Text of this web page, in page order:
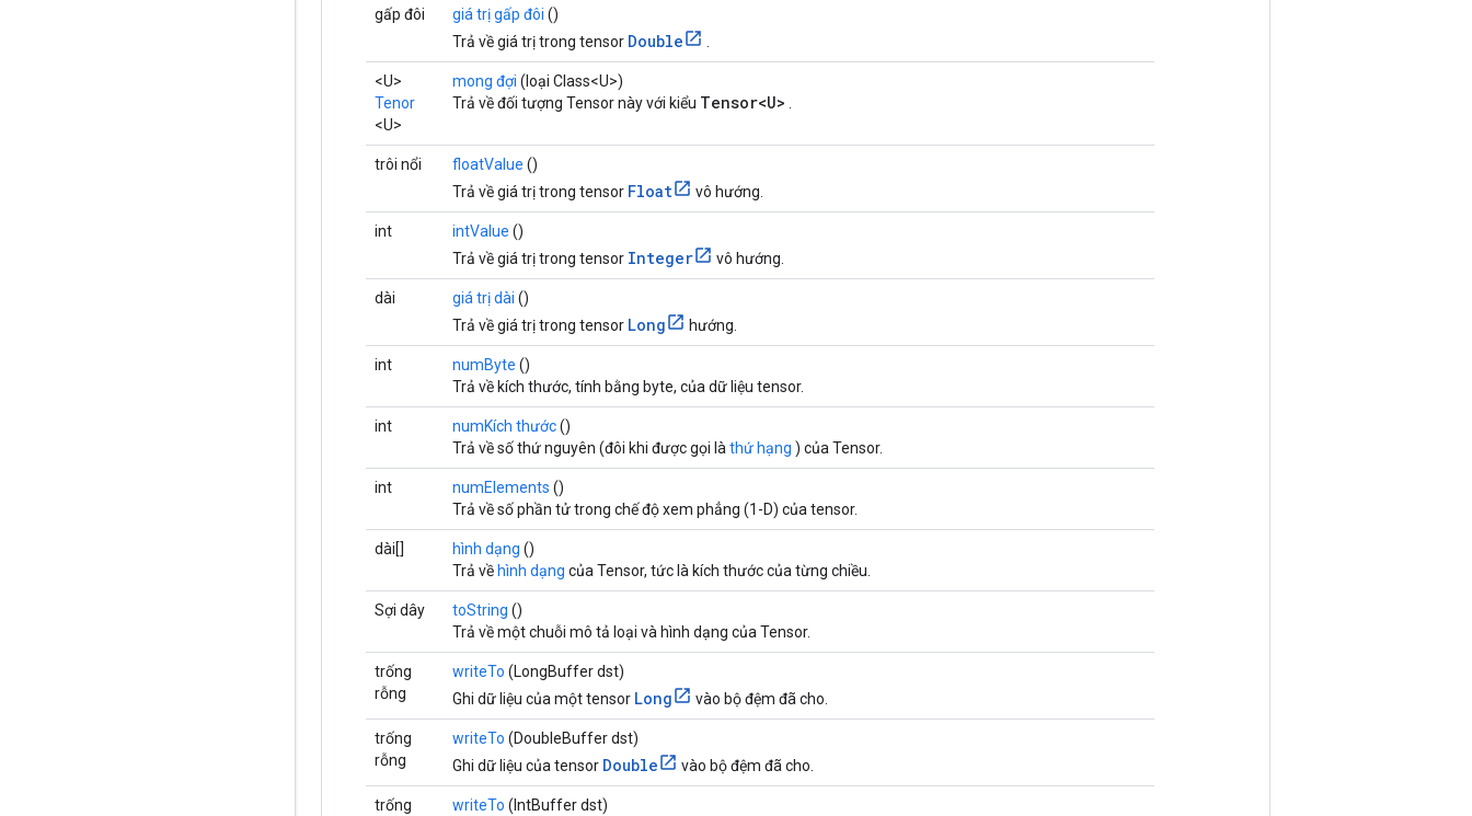
gấp đôi giá trị gấp đôi ()
Trả về giá trị trong tensor Double
<U>
Tenor
<U>
mong đợi (loại Class<U>)
Trả về đối tượng Tensor này với kiểu Tensor<U>
trôi nổi floatValue ()
Trả về giá trị trong tensor Float vô hướng.
int intValue ()
Trả về giá trị trong tensor Integer vô hướng.
dài giá trị dài ()
Trả về giá trị trong tensor Long hướng.
int numByte ()
Trả về kích thước, tính bằng byte, của dữ liệu tensor.
int numKích thước()
Trả về số thứ nguyên (đôi khi được gọi là thứ hạng ) của Tensor.
int numElements ()
Trả về số phần tử trong chế độ xem phẳng (1-D) của tensor.
dài[] hình dạng ()
Trả về hình dạng của Tensor, tức là kích thước của từng chiều.
Sợi dây toString ()
Trả về một chuỗi mô tả loại và hình dạng của Tensor.
trống
rỗng
writeTo (LongBuffer dst)
Ghi dữ liệu của một tensor Long vào bộ đệm đã cho.
trống
rỗng
writeTo (DoubleBuffer dst)
Ghi dữ liệu của tensor Double vào bộ đệm đã cho.
trống
writeTo (IntBuffer dst)